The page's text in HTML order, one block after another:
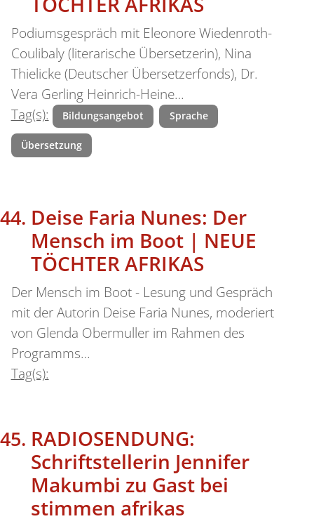
Podiumsgespräch mit Eleonore Wiedenroth-
Coulibaly (literarische Übersetzerin), Nina
Thielicke (Deutscher Übersetzerfonds), Dr.
Vera Gerling Heinrich-Heine…
Tag(s):
Bildungsangebot Sprache
Übersetzung
Deise Faria Nunes: Der
Mensch im Boot | NEUE
TÖCHTER AFRIKAS
Der Mensch im Boot - Lesung und Gespräch
mit der Autorin Deise Faria Nunes, moderiert
von Glenda Obermuller im Rahmen des
Programms…
Tag(s):
RADIOSENDUNG:
Schriftstellerin Jennifer
Makumbi zu Gast bei
stimmen afrikas